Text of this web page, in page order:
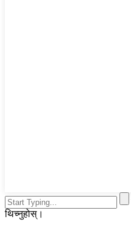
थिच्नुहोस्।